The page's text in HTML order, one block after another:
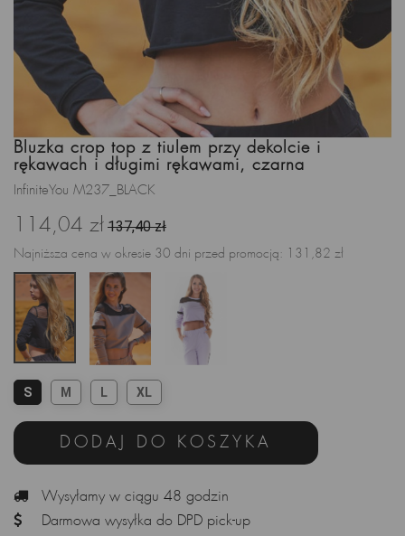
Bluzka crop top z tiulem przy dekolcie i
rękawach i długimi rękawami, czarna
InfiniteYou M237_BLACK
114,04 zł 137,40 zł
Najniższa cena w okresie 30 dni przed promocją: 131,82 zł
S M L XL
DODAJ DO KOSZYKA
Wysyłamy w ciągu 48 godzin
Darmowa wysyłka do DPD pick-up